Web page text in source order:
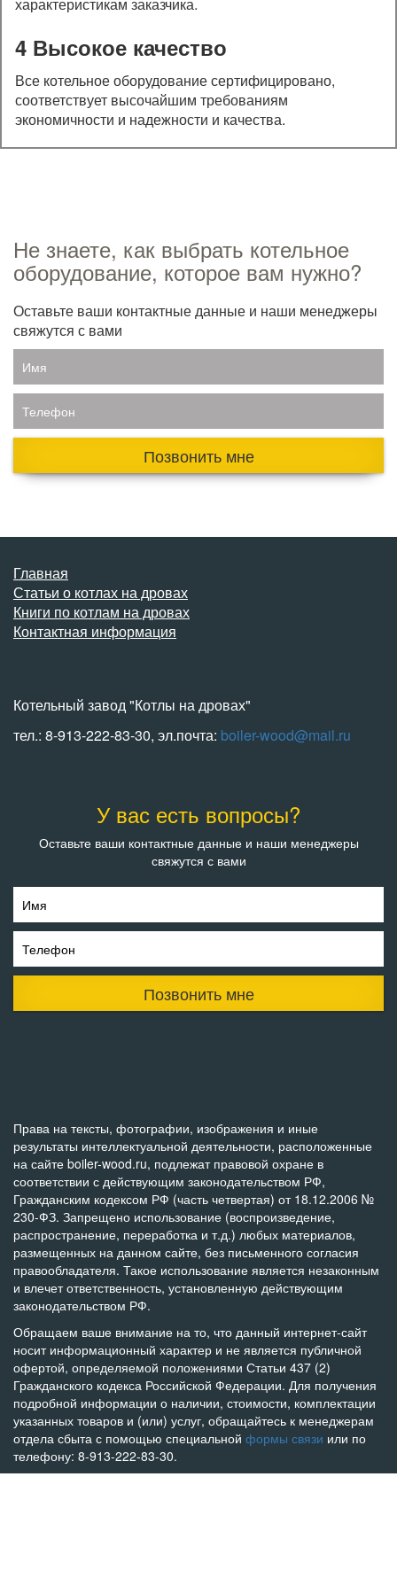
4 Высокое качество
Все котельное оборудование сертифицировано,
соответствует высочайшим требованиям
экономичности и надежности и качества.
Не знаете, как выбрать котельное
оборудование, которое вам нужно?
Оставьте ваши контактные данные и наши менеджеры
свяжутся с вами
Имя
Телефон
Позвонить мне
Главная
Статьи о котлах на дровах
Книги по котлам на дровах
Контактная информация
Котельный завод "Котлы на дровах"
тел.: 8-913-222-83-30, эл.почта: boiler-wood@mail.ru
У вас есть вопросы?
Оставьте ваши контактные данные и наши менеджеры
свяжутся с вами
Имя
Телефон
Позвонить мне
Права на тексты, фотографии, изображения и иные
результаты интеллектуальной деятельности, расположенные
на сайте boiler-wood.ru, подлежат правовой охране в
соответствии с действующим законодательством РФ,
Гражданским кодексом РФ (часть четвертая) от 18.12.2006 №
230-ФЗ. Запрещено использование (воспроизведение,
распространение, переработка и т.д.) любых материалов,
размещенных на данном сайте, без письменного согласия
правообладателя. Такое использование является незаконным
и влечет ответственность, установленную действующим
законодательством РФ.
Обращаем ваше внимание на то, что данный интернет-сайт
носит информационный характер и не является публичной
офертой, определяемой положениями Статьи 437 (2)
Гражданского кодекса Российской Федерации. Для получения
подробной информации о наличии, стоимости, комплектации
указанных товаров и (или) услуг, обращайтесь к менеджерам
отдела сбыта с помощью специальной формы связи или по
телефону: 8-913-222-83-30.